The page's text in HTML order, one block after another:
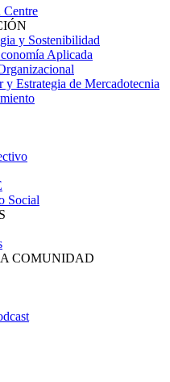
y Sostenibilidad
Aplicada
Estrategia de Mercadotecnia
Social
COMUNIDAD